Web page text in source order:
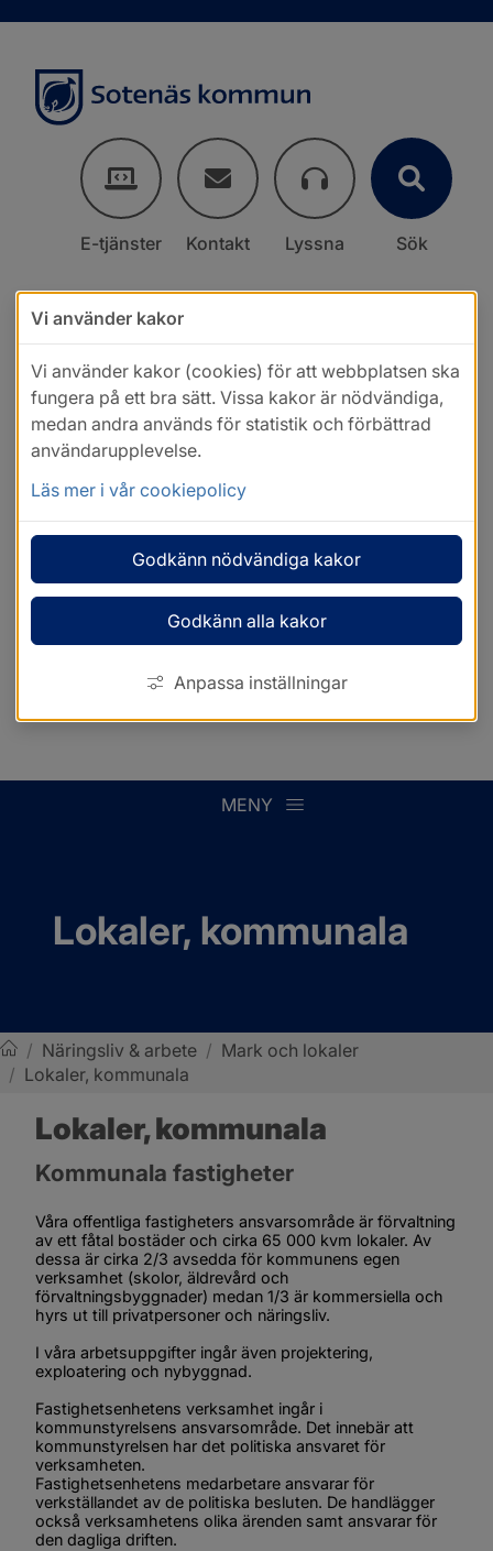
E-tjänster Kontakt Lyssna Sök
MENY
Lokaler, kommunala
Sotenäs kommun
/ Näringsliv & arbete / Mark och lokaler
/ Lokaler, kommunala
Lokaler, kommunala
Kommunala fastigheter
Våra offentliga fastigheters ansvarsområde är förvaltning
av ett fåtal bostäder och cirka 65 000 kvm lokaler. Av
dessa är cirka 2/3 avsedda för kommunens egen
verksamhet (skolor, äldrevård och
förvaltningsbyggnader) medan 1/3 är kommersiella och
hyrs ut till privatpersoner och näringsliv.
I våra arbetsuppgifter ingår även projektering,
exploatering och nybyggnad.
Fastighetsenhetens verksamhet ingår i
kommunstyrelsens ansvarsområde. Det innebär att
kommunstyrelsen har det politiska ansvaret för
verksamheten.
Fastighetsenhetens medarbetare ansvarar för
verkställandet av de politiska besluten. De handlägger
också verksamhetens olika ärenden samt ansvarar för
den dagliga driften.
Vi använder kakor
Vi använder kakor (cookies) för att webbplatsen ska
fungera på ett bra sätt. Vissa kakor är nödvändiga,
medan andra används för statistik och förbättrad
användarupplevelse.
Läs mer i vår cookiepolicy
Godkänn nödvändiga kakor
Godkänn alla kakor
Anpassa inställningar